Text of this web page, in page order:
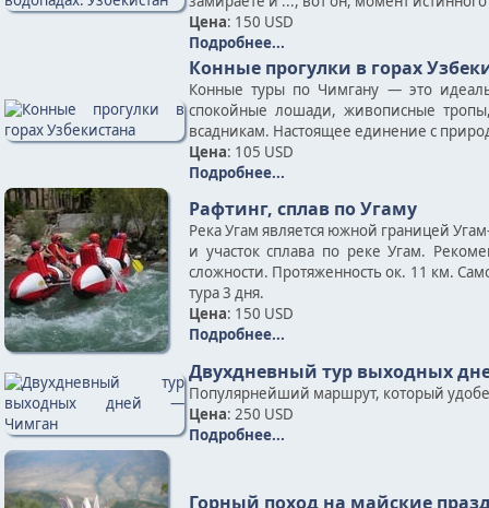
Цена: 150 USD
Подробнее...
Конные прогулки в горах
Конные туры по Чимгану — это
спокойные лошади, живописные
всадникам. Настоящее единение с
Цена: 105 USD
Подробнее...
Рафтинг, сплав по Угаму
Река Угам является южной границей
и участок сплава по реке Угам.
сложности. Протяженность ок. 11 км.
тура 3 дня.
Цена: 150 USD
Подробнее...
Двухдневный тур выходных
Популярнейший маршрут, который
Цена: 250 USD
Подробнее...
Горный поход на майские